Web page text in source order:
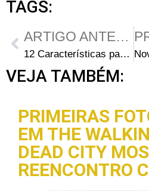
TAGS:
ARTIGO ANTERIOR
12 Características para se diferenciar um Vivo de um Morto-vivo
VEJA TAMBÉM:
PRIMEIRAS
EM THE
DEAD CITY
REENCONTRO